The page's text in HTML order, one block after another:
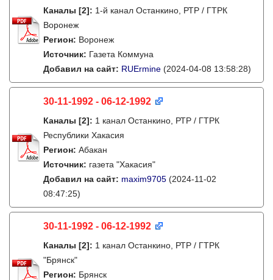
Каналы [2]: 1-й канал Останкино, РТР / ГТРК
Воронеж
Регион: Воронеж
Источник: Газета Коммуна
Добавил на сайт: RUErmine (2024-04-08 13:58:28)
30-11-1992 - 06-12-1992
Каналы [2]: 1 канал Останкино, РТР / ГТРК
Республики Хакасия
Регион: Абакан
Источник: газета "Хакасия"
Добавил на сайт: maxim9705 (2024-11-02
08:47:25)
30-11-1992 - 06-12-1992
Каналы [2]: 1 канал Останкино, РТР / ГТРК
"Брянск"
Регион: Брянск